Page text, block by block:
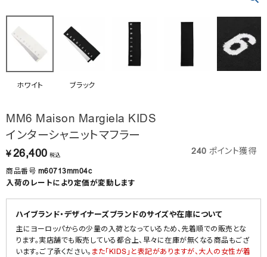
はじめてご利用の方へ
お問い合わせ
ホワイト ブラック
MM6 Maison Margiela KIDS
インターシャニットマフラー
¥ 26,400 税込 240 ポイント獲得
商品番号 m60713mm04c
入荷のレートにより定価が変動します
ハイブランド・デザイナーズブランドのサイズや在庫について
主にヨーロッパからの少量の入荷となっているため、先着順での販売とな
ります。実店舗でも販売している都合上、早々に在庫が無くなる商品もござ
います。ご了承ください。 また「KIDS」と表記がありますが、大人の女性が着